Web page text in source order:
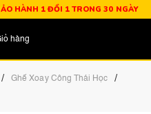
HÀNH 1 ĐỔI 1 TRONG 30 NGÀY
hàng
/ Ghế Xoay Công Thái Học /